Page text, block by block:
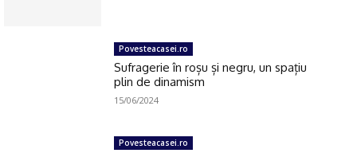
Povesteacasei.ro
Sufragerie în roșu și negru, un spațiu
plin de dinamism
15/06/2024
Povesteacasei.ro